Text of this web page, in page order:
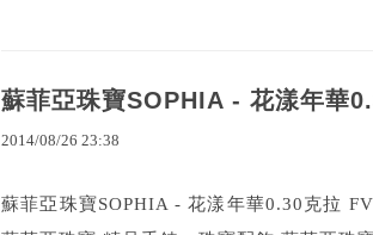
蘇菲亞珠寶SOPHIA - 花漾年華
2014/08/26 23:38
蘇菲亞珠寶SOPHIA - 花漾年華0.30克拉